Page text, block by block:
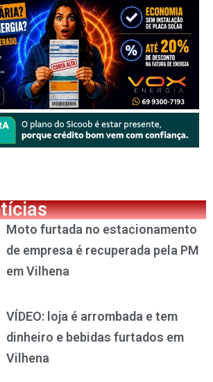
Moto furtada no estacionamento
de empresa é recuperada pela PM
em Vilhena
VÍDEO: loja é arrombada e tem
dinheiro e bebidas furtados em
Vilhena